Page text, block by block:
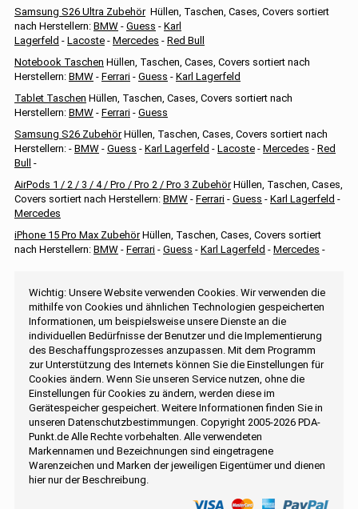
Samsung S26 Ultra ZubehörHüllen, Taschen, Cases, Covers sortiert
nach Herstellern: BMW - Guess - Karl
Lagerfeld - Lacoste - Mercedes - Red Bull
Notebook Taschen Hüllen, Taschen, Cases, Covers sortiert nach
Herstellern: BMW - Ferrari - Guess - Karl Lagerfeld
Tablet Taschen Hüllen, Taschen, Cases, Covers sortiert nach
Herstellern: BMW - Ferrari - Guess
Samsung S26 ZubehörHüllen, Taschen, Cases, Covers sortiert nach
Herstellern: - BMW - Guess - Karl Lagerfeld - Lacoste - Mercedes - Red
Bull
-
AirPods 1 / 2 / 3 / 4 / Pro / Pro 2 / Pro 3 ZubehörHüllen, Taschen, Cases,
Covers sortiert nach Herstellern: BMW - Ferrari - Guess - Karl Lagerfeld -
Mercedes
iPhone 15 Pro Max ZubehörHüllen, Taschen, Cases, Covers sortiert
nach Herstellern: BMW - Ferrari - Guess - Karl Lagerfeld - Mercedes -
Wichtig: Unsere Website verwenden Cookies. Wir verwenden die
mithilfe von Cookies und ähnlichen Technologien gespeicherten
Informationen, um beispielsweise unsere Dienste an die
individuellen Bedürfnisse der Benutzer und die Implementierung
des Beschaffungsprozesses anzupassen. Mit dem Programm
zur Unterstützung des Internets können Sie die Einstellungen für
Cookies ändern. Wenn Sie unseren Service nutzen, ohne die
Einstellungen für Cookies zu ändern, werden diese im
Gerätespeicher gespeichert. Weitere Informationen finden Sie in
unseren Datenschutzbestimmungen. Copyright 2005-2026 PDA-
Punkt.de Alle Rechte vorbehalten. Alle verwendeten
Markennamen und Bezeichnungen sind eingetragene
Warenzeichen und Marken der jeweiligen Eigentümer und dienen
hier nur der Beschreibung.